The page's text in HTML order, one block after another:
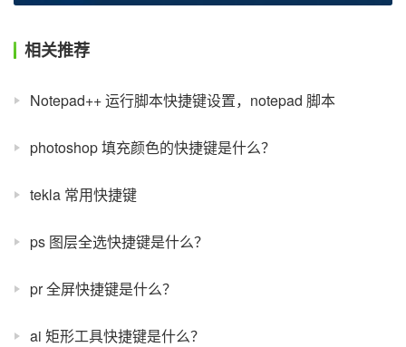
相关推荐
Notepad++ 运行脚本快捷键设置，notepad 脚本
photoshop 填充颜色的快捷键是什么？
tekla 常用快捷键
ps 图层全选快捷键是什么？
pr 全屏快捷键是什么？
ai 矩形工具快捷键是什么？